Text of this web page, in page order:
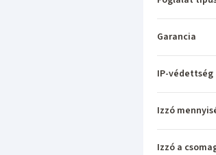
Garancia
IP-védettség
Izzó
Izzó a